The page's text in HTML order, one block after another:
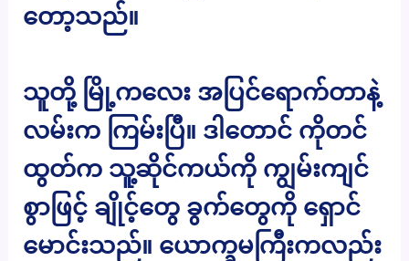
တော့သည်။
သူတို့ မြို့ကလေး အပြင်ရောက်တာနဲ့
လမ်းက ကြမ်းပြီ။ ဒါတောင် ကိုတင်
ထွတ်က သူ့ဆိုင်ကယ်ကို ကျွမ်းကျင်
စွာဖြင့် ချိုင့်တွေ ခွက်တွေကို ရှောင်
မောင်းသည်။ ယောက္ခမကြီးကလည်း